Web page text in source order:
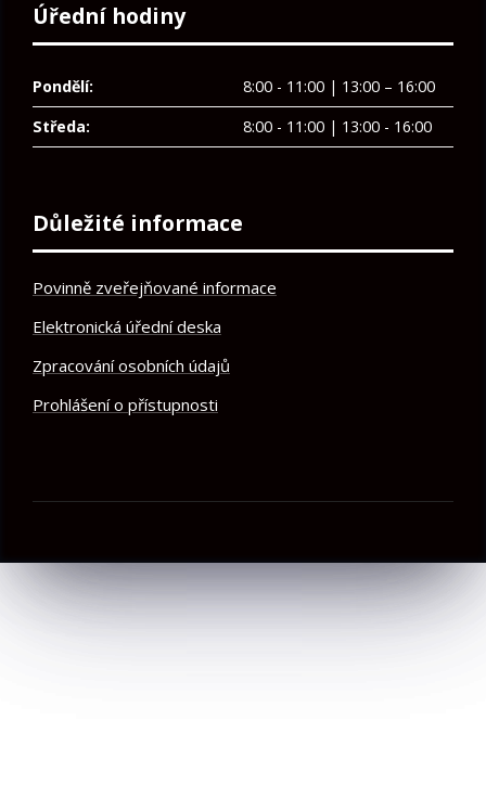
Úřední hodiny
Pondělí:
8:00 - 11:00 | 13:00 – 16:00
Středa:
8:00 - 11:00 | 13:00 - 16:00
Důležité informace
Povinně zveřejňované informace
Elektronická úřední deska
Zpracování osobních údajů
Prohlášení o přístupnosti